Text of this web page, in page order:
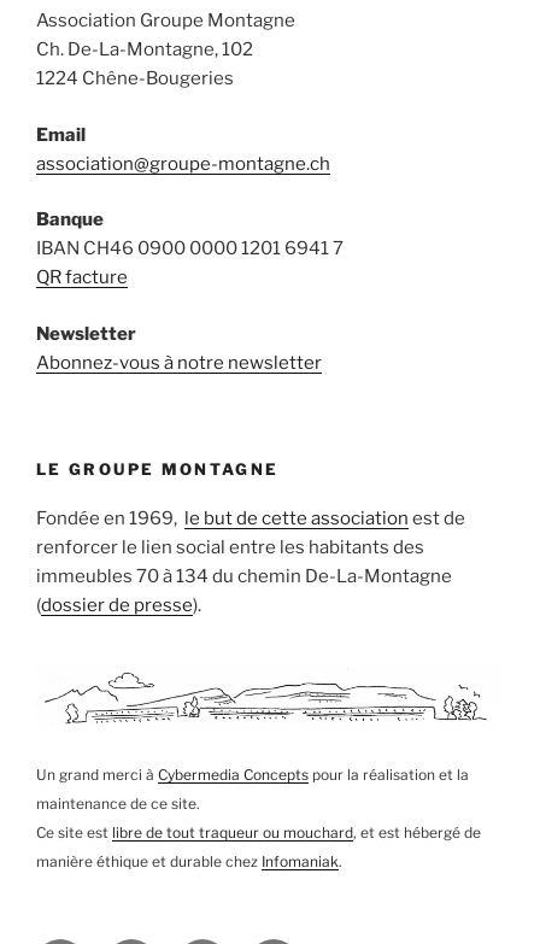
Association Groupe Montagne
Ch. De-La-Montagne, 102
1224 Chêne-Bougeries
Email
association@groupe-montagne.ch
Banque
IBAN CH46 0900 0000 1201 6941 7
QR facture
Newsletter
Abonnez-vous à notre newsletter
LE GROUPE MONTAGNE
Fondée en 1969, le but de cette association est de
renforcer le lien social entre les habitants des
immeubles 70 à 134 du chemin De-La-Montagne
(dossier de presse).
Un grand merci à Cybermedia Concepts pour la réalisation et la
maintenance de ce site.
Ce site est libre de tout traqueur ou mouchard, et est hébergé de
manière éthique et durable chez Infomaniak.